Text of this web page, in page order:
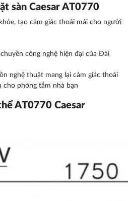
sàn Caesar AT0770
tạo cảm giác thoải mái cho người
công nghệ hiện đại của Đài
nghệ thuật mang lại cảm giác thoải
cho phòng tắm nhà bạn
AT0770 Caesar